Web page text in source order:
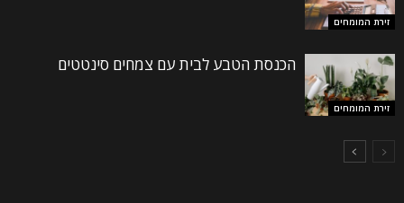
זירת המומחים
זירת המומחים
הכנסת הטבע לבית עם צמחים סינטטים